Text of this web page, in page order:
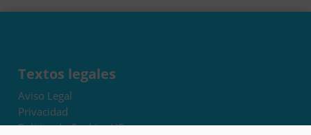
Textos legales
Aviso Legal
Privacidad
Política de Cookies UE